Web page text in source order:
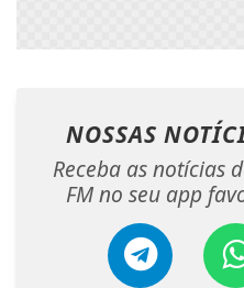
NOSSAS
Receba as notícias
FM no seu app